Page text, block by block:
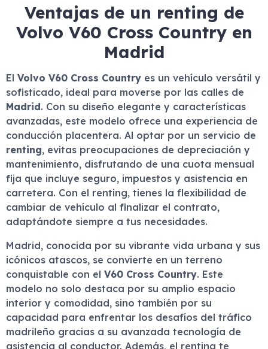
Ventajas de un renting de
Volvo V60 Cross Country en
Madrid
El Volvo V60 Cross Country es un vehículo versátil y
sofisticado, ideal para moverse por las calles de
Madrid. Con su diseño elegante y características
avanzadas, este modelo ofrece una experiencia de
conducción placentera. Al optar por un servicio de
renting, evitas preocupaciones de depreciación y
mantenimiento, disfrutando de una cuota mensual
fija que incluye seguro, impuestos y asistencia en
carretera. Con el renting, tienes la flexibilidad de
cambiar de vehículo al finalizar el contrato,
adaptándote siempre a tus necesidades.
Madrid, conocida por su vibrante vida urbana y sus
icónicos atascos, se convierte en un terreno
conquistable con el V60 Cross Country. Este
modelo no solo destaca por su amplio espacio
interior y comodidad, sino también por su
capacidad para enfrentar los desafíos del tráfico
madrileño gracias a su avanzada tecnología de
asistencia al conductor. Además, el renting te